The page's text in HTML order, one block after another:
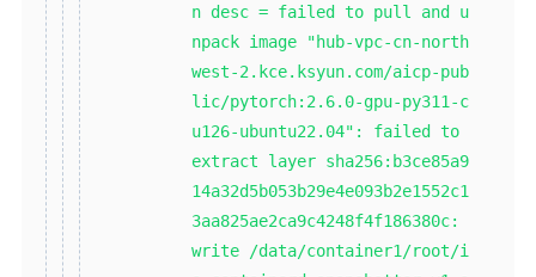
n desc = failed to pull and u
npack image "hub-vpc-cn-north
west-2.kce.ksyun.com/aicp-pub
lic/pytorch:2.6.0-gpu-py311-c
u126-ubuntu22.04": failed to
extract layer sha256:b3ce85a9
14a32d5b053b29e4e093b2e1552c1
3aa825ae2ca9c4248f4f186380c:
write /data/container1/root/i